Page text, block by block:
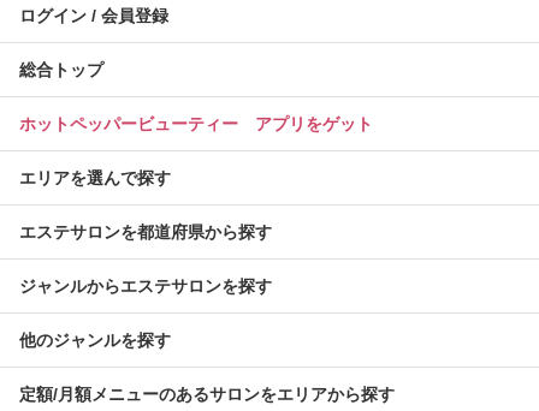
ログイン / 会員登録
総合トップ
ホットペッパービューティー アプリをゲット
エリアを選んで探す
エステサロンを都道府県から探す
ジャンルからエステサロンを探す
他のジャンルを探す
定額/月額メニューのあるサロンをエリアから探す